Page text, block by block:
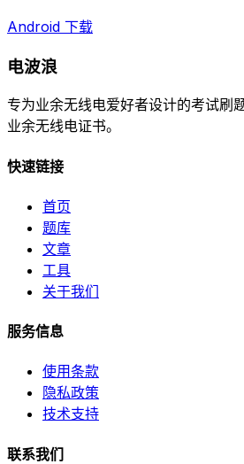
Android 下载
电波浪
专为业余无线电爱好者设计的考试刷
业余无线电证书。
快速链接
首页
题库
文章
工具
关于我们
服务信息
使用条款
隐私政策
技术支持
联系我们